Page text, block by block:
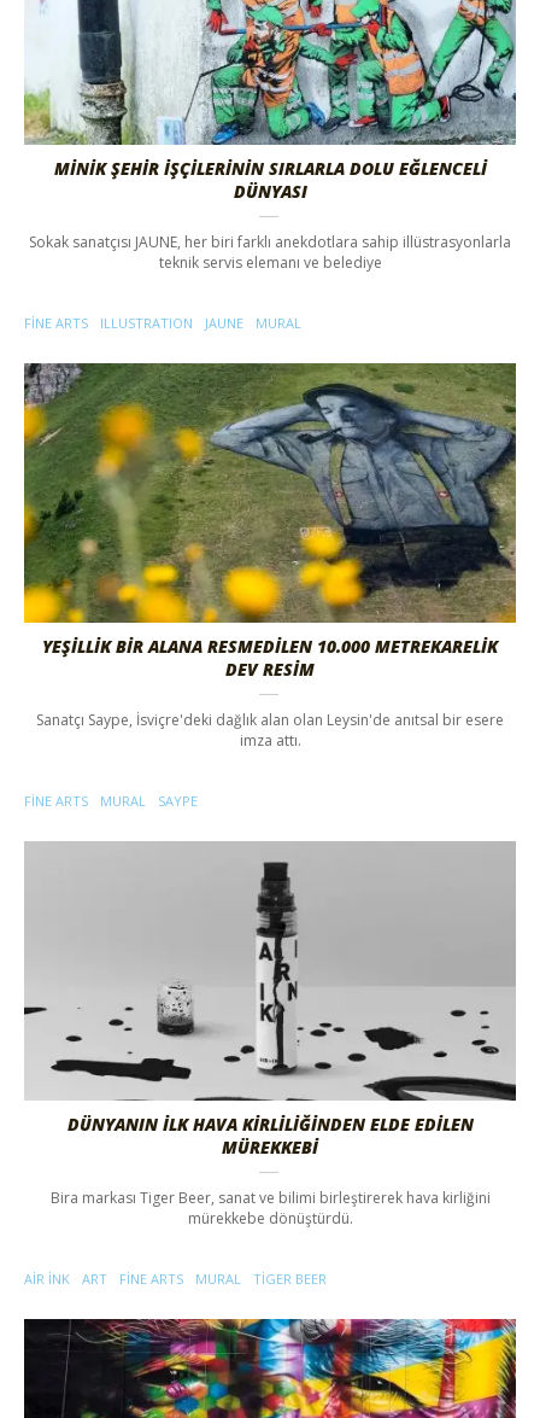
MİNİK ŞEHİR İŞÇİLERİNİN SIRLARLA DOLU EĞLENCELİ
DÜNYASI
Sokak sanatçısı JAUNE, her biri farklı anekdotlara sahip illüstrasyonlarla
teknik servis elemanı ve belediye
FINE ARTS ILLUSTRATION JAUNE MURAL
YEŞİLLİK BİR ALANA RESMEDİLEN 10.000 METREKARELİK
DEV RESİM
Sanatçı Saype, İsviçre'deki dağlık alan olan Leysin'de anıtsal bir esere
imza attı.
FINE ARTS MURAL SAYPE
DÜNYANIN İLK HAVA KİRLİLİĞİNDEN ELDE EDİLEN
MÜREKKEBİ
Bira markası Tiger Beer, sanat ve bilimi birleştirerek hava kirliğini
mürekkebe dönüştürdü.
AIR INK ART FINE ARTS MURAL TIGER BEER